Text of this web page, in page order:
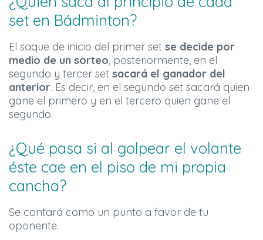
set en Bádminton?
El saque de inicio del primer set se decide por
medio de un sorteo, posteriormente, en el
segundo y tercer set sacará el ganador del
anterior. Es decir, en el segundo set sacará quien
gane el primero y en el tercero quien gane el
segundo.
¿Qué pasa si al golpear el volante
éste cae en el piso de mi propia
cancha?
Se contará como un punto a favor de tu
oponente.